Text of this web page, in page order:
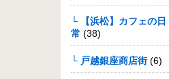
└ 【浜松】カフェの日
常 (38)
└ 戸越銀座商店街(6)